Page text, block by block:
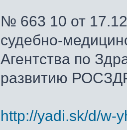
№ 663 10 от
судебно-
Агентства по
развитию
http://yadi.sk/d/w-